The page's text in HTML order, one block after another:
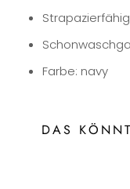
Strapazierfähig
Farbe: navy
DAS